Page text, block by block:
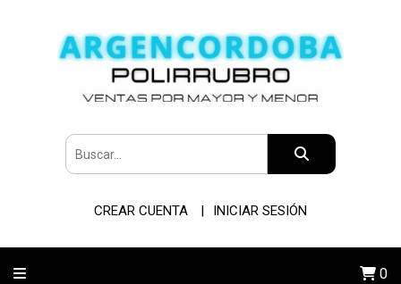
CREAR CUENTA INICIAR SESIÓN
0